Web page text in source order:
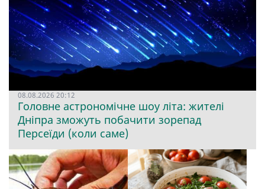
08.08.2026 20:12
Головне астрономічне шоу літа: жителі
Дніпра зможуть побачити зорепад
Персеїди (коли саме)